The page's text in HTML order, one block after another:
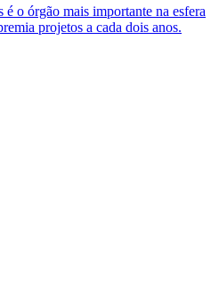
o órgão mais importante na esfera
projetos a cada dois anos.